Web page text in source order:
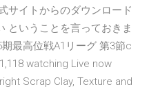
サイトからのダウンロード
ということを言っておきま
最高位戦A1リーグ 第3節c
watching Live now
Scrap Clay, Texture and